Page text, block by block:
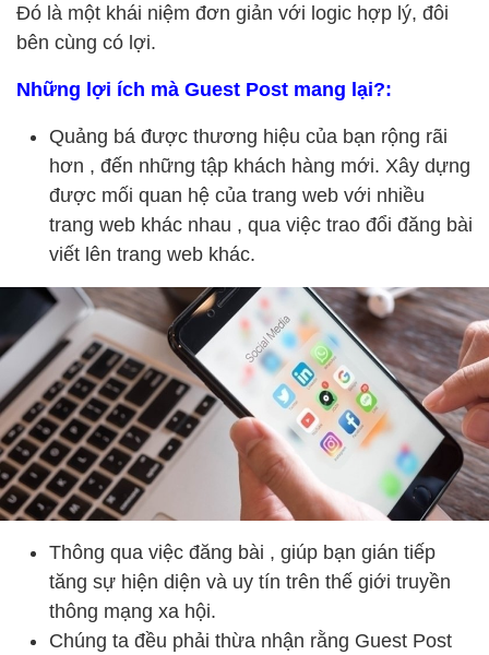
Đó là một khái niệm đơn giản với logic hợp lý, đôi
bên cùng có lợi.
Những lợi ích mà Guest Post mang lại?:
Quảng bá được thương hiệu của bạn rộng rãi
hơn , đến những tập khách hàng mới. Xây dựng
được mối quan hệ của trang web với nhiều
trang web khác nhau , qua việc trao đổi đăng bài
viết lên trang web khác.
Thông qua việc đăng bài , giúp bạn gián tiếp
tăng sự hiện diện và uy tín trên thế giới truyền
thông mạng xa hội.
Chúng ta đều phải thừa nhận rằng Guest Post